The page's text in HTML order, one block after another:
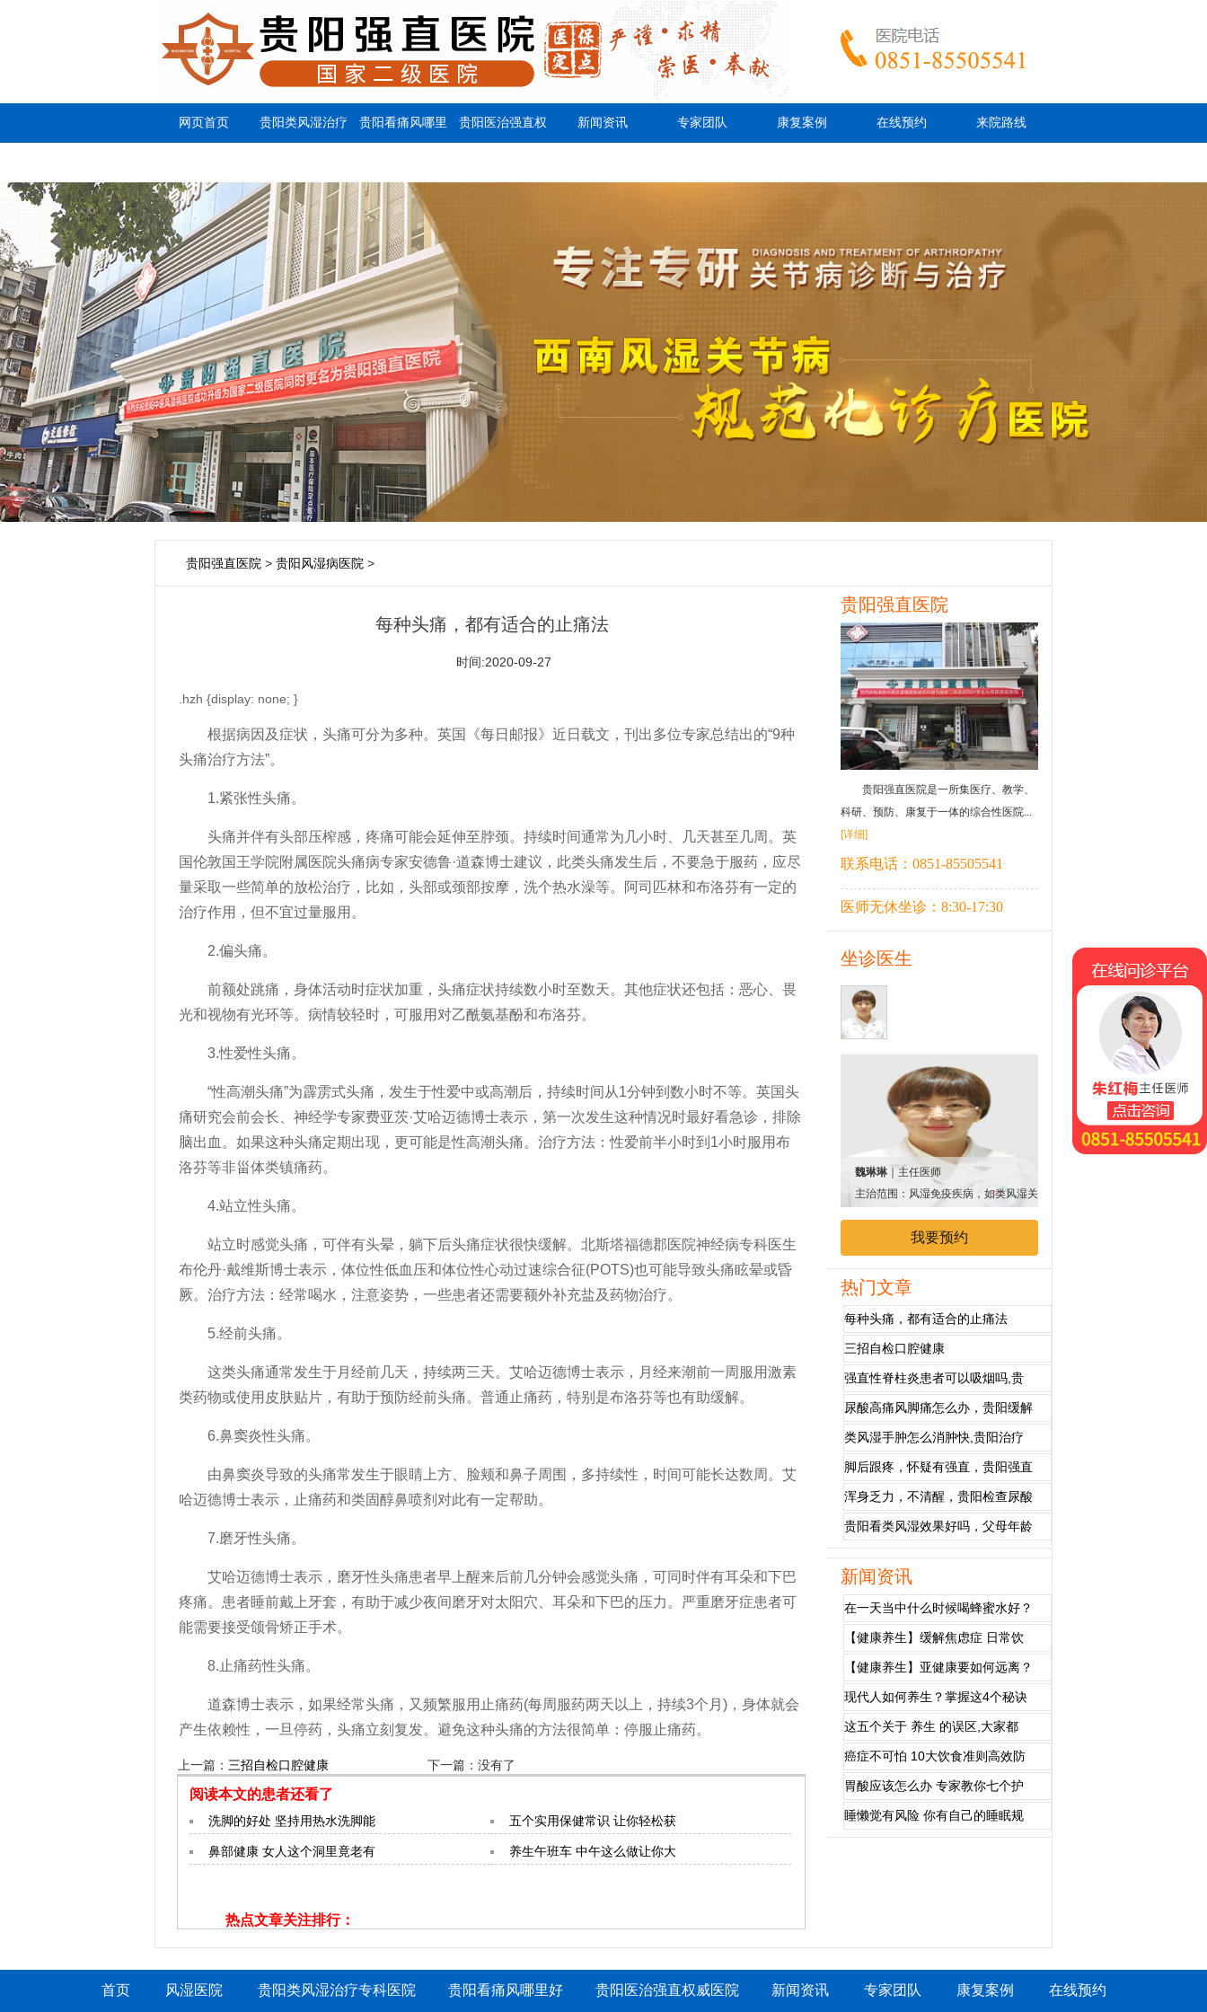
网页首页 贵阳类风湿治疗 贵阳看痛风哪里 贵阳医治强直权 新闻资讯 专家团队 康复案例 在线预约 来院路线
贵阳强直医院 > 贵阳风湿病医院 >
每种头痛，都有适合的止痛法
时间:2020-09-27
.hzh {display: none; }
根据病因及症状，头痛可分为多种。英国《每日邮报》近日载文，刊出多位专家总结出的“9种
头痛治疗方法”。
1.紧张性头痛。
头痛并伴有头部压榨感，疼痛可能会延伸至脖颈。持续时间通常为几小时、几天甚至几周。英
国伦敦国王学院附属医院头痛病专家安德鲁·道森博士建议，此类头痛发生后，不要急于服药，应尽
量采取一些简单的放松治疗，比如，头部或颈部按摩，洗个热水澡等。阿司匹林和布洛芬有一定的
治疗作用，但不宜过量服用。
2.偏头痛。
前额处跳痛，身体活动时症状加重，头痛症状持续数小时至数天。其他症状还包括：恶心、畏
光和视物有光环等。病情较轻时，可服用对乙酰氨基酚和布洛芬。
3.性爱性头痛。
“性高潮头痛”为霹雳式头痛，发生于性爱中或高潮后，持续时间从1分钟到数小时不等。英国头
痛研究会前会长、神经学专家费亚茨·艾哈迈德博士表示，第一次发生这种情况时最好看急诊，排除
脑出血。如果这种头痛定期出现，更可能是性高潮头痛。治疗方法：性爱前半小时到1小时服用布
洛芬等非甾体类镇痛药。
4.站立性头痛。
站立时感觉头痛，可伴有头晕，躺下后头痛症状很快缓解。北斯塔福德郡医院神经病专科医生
布伦丹·戴维斯博士表示，体位性低血压和体位性心动过速综合征(POTS)也可能导致头痛眩晕或昏
厥。治疗方法：经常喝水，注意姿势，一些患者还需要额外补充盐及药物治疗。
5.经前头痛。
这类头痛通常发生于月经前几天，持续两三天。艾哈迈德博士表示，月经来潮前一周服用激素
类药物或使用皮肤贴片，有助于预防经前头痛。普通止痛药，特别是布洛芬等也有助缓解。
6.鼻窦炎性头痛。
由鼻窦炎导致的头痛常发生于眼睛上方、脸颊和鼻子周围，多持续性，时间可能长达数周。艾
哈迈德博士表示，止痛药和类固醇鼻喷剂对此有一定帮助。
7.磨牙性头痛。
艾哈迈德博士表示，磨牙性头痛患者早上醒来后前几分钟会感觉头痛，可同时伴有耳朵和下巴
疼痛。患者睡前戴上牙套，有助于减少夜间磨牙对太阳穴、耳朵和下巴的压力。严重磨牙症患者可
能需要接受颌骨矫正手术。
8.止痛药性头痛。
道森博士表示，如果经常头痛，又频繁服用止痛药(每周服药两天以上，持续3个月)，身体就会
产生依赖性，一旦停药，头痛立刻复发。避免这种头痛的方法很简单：停服止痛药。
上一篇： 三招自检口腔健康 下一篇：没有了
阅读本文的患者还看了
洗脚的好处 坚持用热水洗脚能 五个实用保健常识 让你轻松获
鼻部健康 女人这个洞里竟老有 养生午班车 中午这么做让你大
热点文章关注排行：
过年后不生病的5个秘诀 体虚调理 不同体虚类型调理方
贵阳强直医院
贵阳强直医院是一所集医疗、教学、
科研、预防、康复于一体的综合性医院...
[详细]
联系电话：0851-85505541
医师无休坐诊：8:30-17:30
坐诊医生
魏琳琳 ｜主任医师
主治范围：风湿免疫疾病，如类风湿关节
我要预约
热门文章
每种头痛，都有适合的止痛法
三招自检口腔健康
强直性脊柱炎患者可以吸烟吗,贵
尿酸高痛风脚痛怎么办，贵阳缓解
类风湿手肿怎么消肿快,贵阳治疗
脚后跟疼，怀疑有强直，贵阳强直
浑身乏力，不清醒，贵阳检查尿酸
贵阳看类风湿效果好吗，父母年龄
新闻资讯
在一天当中什么时候喝蜂蜜水好？
【健康养生】缓解焦虑症 日常饮
【健康养生】亚健康要如何远离？
现代人如何养生？掌握这4个秘诀
这五个关于 养生 的误区,大家都
癌症不可怕 10大饮食准则高效防
胃酸应该怎么办 专家教你七个护
睡懒觉有风险 你有自己的睡眠规
首页 风湿医院 贵阳类风湿治疗专科医院 贵阳看痛风哪里好 贵阳医治强直权威医院 新闻资讯 专家团队 康复案例 在线预约
在线问诊平台